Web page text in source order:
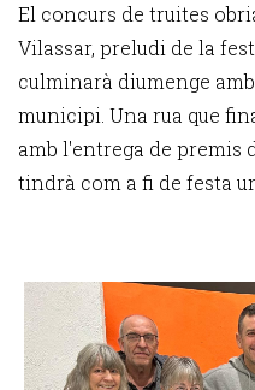
El concurs de truites
Vilassar, preludi de la
culminarà diumenge
municipi. Una rua que
amb l'entrega de premis
tindrà com a fi de festa